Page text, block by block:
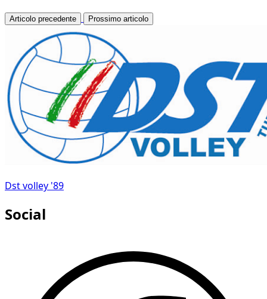
Articolo precedente Prossimo articolo
Dst volley '89
Social